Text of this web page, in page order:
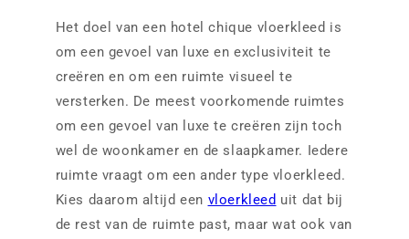
Het doel van een hotel chique vloerkleed is
om een gevoel van luxe en exclusiviteit te
creëren en om een ruimte visueel te
versterken. De meest voorkomende ruimtes
om een gevoel van luxe te creëren zijn toch
wel de woonkamer en de slaapkamer. Iedere
ruimte vraagt om een ander type vloerkleed.
Kies daarom altijd een vloerkleed uit dat bij
de rest van de ruimte past, maar wat ook van